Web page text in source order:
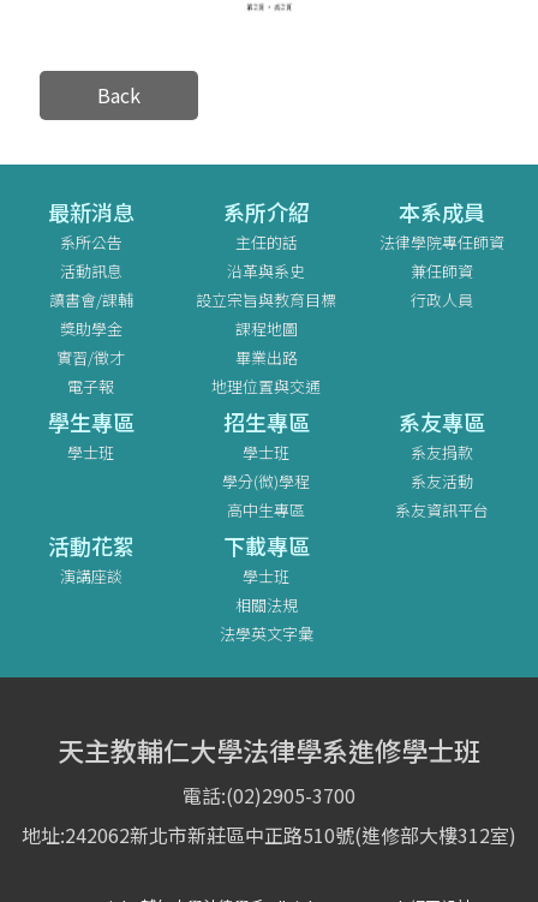
Back
最新消息
系所公告
活動訊息
讀書會/課輔
獎助學金
實習/徵才
電子報
系所介紹
主任的話
沿革與系史
設立宗旨與教育目標
課程地圖
畢業出路
地理位置與交通
本系成員
法律學院專任師資
兼任師資
行政人員
學生專區
學士班
招生專區
學士班
學分(微)學程
高中生專區
系友專區
系友捐款
系友活動
系友資訊平台
活動花絮
演講座談
下載專區
學士班
相關法規
法學英文字彙
天主教輔仁大學法律學系進修學士班
電話:(02)2905-3700
地址:242062新北市新莊區中正路510號(進修部大樓312室)